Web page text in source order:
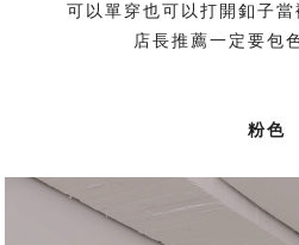
可以單穿也可以打開釦子
店長推薦一定要包
粉色